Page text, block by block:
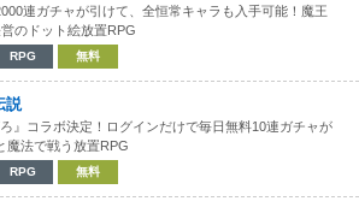
連ガチャが引けて、全恒常キャラも入手可能！魔王
のドット絵放置RPG
RPG 無料
説
』コラボ決定！ログインだけで毎日無料10連ガチャが
魔法で戦う放置RPG
RPG 無料